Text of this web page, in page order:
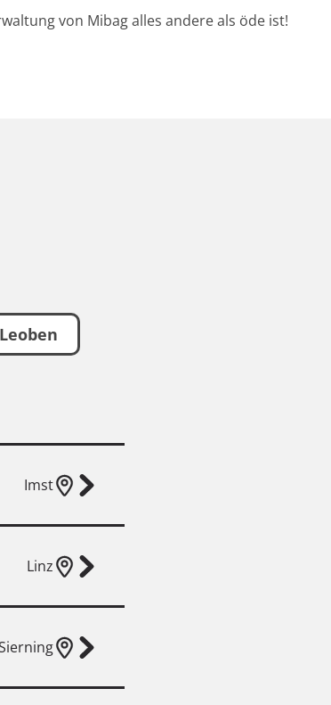
von Mibag alles andere als öde ist!
Leoben
Imst
Linz